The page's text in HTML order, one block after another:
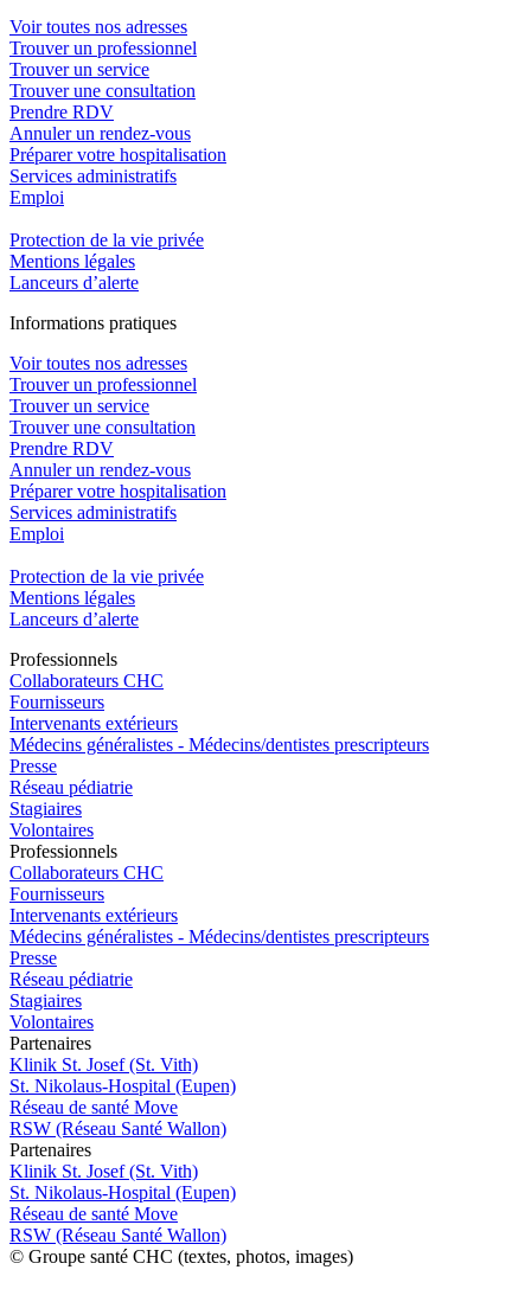
Voir toutes nos adresses
Trouver un professionnel
Trouver un service
Trouver une consultation
Prendre RDV
Annuler un rendez-vous
Préparer votre hospitalisation
Services administratifs
Emploi​
Protection de la vie privée
Mentions légales
Lanceurs d’alerte
Informations pratiques
Voir toutes nos adresses
Trouver un professionnel
Trouver un service
Trouver une consultation
Prendre RDV
Annuler un rendez-vous
Préparer votre hospitalisation
Services administratifs
Emploi​
Protection de la vie privée
Mentions légales
Lanceurs d’alerte
Professionnels
Collaborateurs CHC
Fournisseurs
Intervenants extérieurs
Médecins généralistes - Médecins/dentistes prescripteurs
Presse
Réseau pédiatrie
Stagiaires
Volontaires
Professionnels
Collaborateurs CHC
Fournisseurs
Intervenants extérieurs
Médecins généralistes - Médecins/dentistes prescripteurs
Presse
Réseau pédiatrie
Stagiaires
Volontaires
Partenaires
Klinik St. Josef (St. Vith)
St. Nikolaus-Hospital (Eupen)
Réseau de santé Move
RSW (Réseau Santé Wallon)
Partenaires
Klinik St. Josef (St. Vith)
St. Nikolaus-Hospital (Eupen)
Réseau de santé Move
RSW (Réseau Santé Wallon)
© Groupe santé CHC (textes, photos, images)